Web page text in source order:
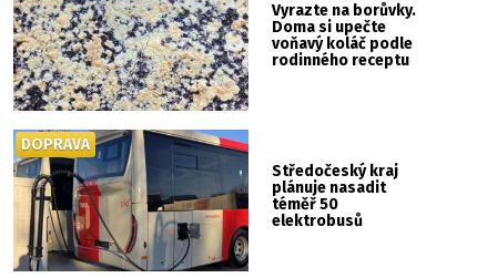
Vyrazte na borůvky.
Doma si upečte
voňavý koláč podle
rodinného receptu
Středočeský kraj
plánuje nasadit
téměř 50
elektrobusů
DOPRAVA